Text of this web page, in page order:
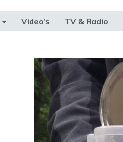
Video’s TV & Radio